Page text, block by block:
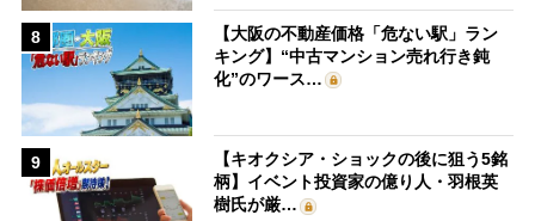
8
【大阪の不動産価格「危ない駅」ラン
キング】“中古マンション売れ行き鈍
化”のワース…
9
【キオクシア・ショックの後に狙う5銘
柄】イベント投資家の億り人・羽根英
樹氏が厳…